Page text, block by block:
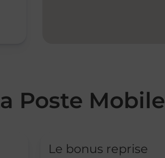
Poste Mobile
Le bonus reprise